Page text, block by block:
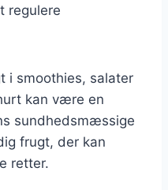
regulere
i smoothies, salater
kan være en
sundhedsmæssige
frugt, der kan
retter.